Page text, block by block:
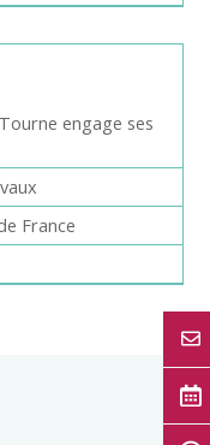
engage ses
France